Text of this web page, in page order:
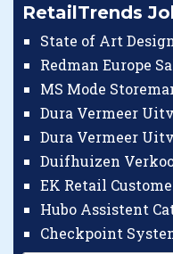
RetailTrends
State of Art
Redman Europe
MS Mode
Dura Vermeer
Dura Vermeer
Duifhuizen
EK Retail
Hubo Assistent